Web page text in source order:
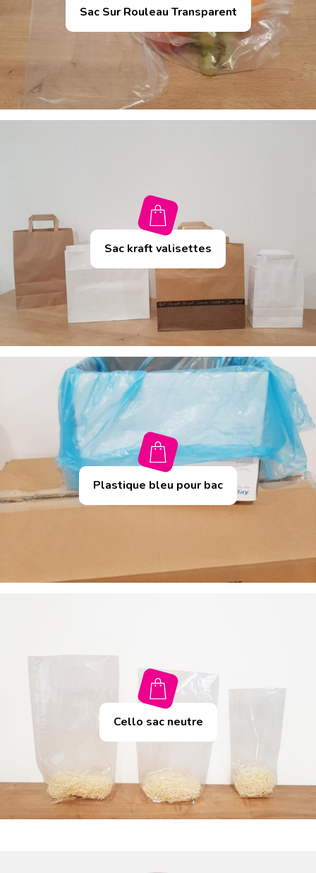
Sac Sur Rouleau Transparent
Sac kraft valisettes
Plastique bleu pour bac
Cello sac neutre